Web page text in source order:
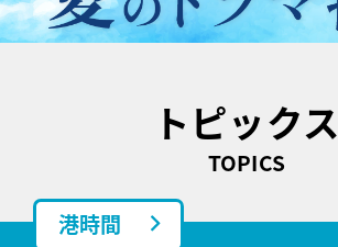
トピックス
TOPICS
港時間